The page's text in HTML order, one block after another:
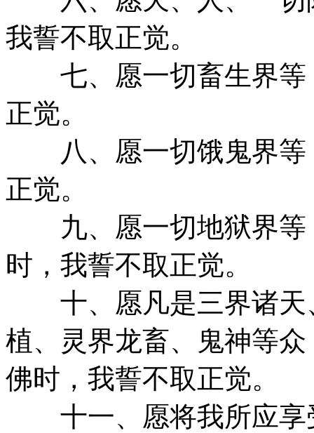
我誓不取正觉。
七、愿一切畜生界等
正觉。
八、愿一切饿鬼界等
正觉。
九、愿一切地狱界等
时，我誓不取正觉。
十、愿凡是三界诸天
植、灵界龙畜、鬼神等
佛时，我誓不取正觉。
十一、愿将我所应享